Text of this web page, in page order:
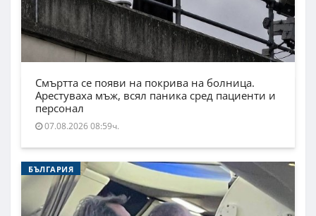
Смъртта се появи на покрива на болница.
Арестуваха мъж, всял паника сред пациенти и
персонал
07.08.2026 08:59ч.
БЪЛГАРИЯ